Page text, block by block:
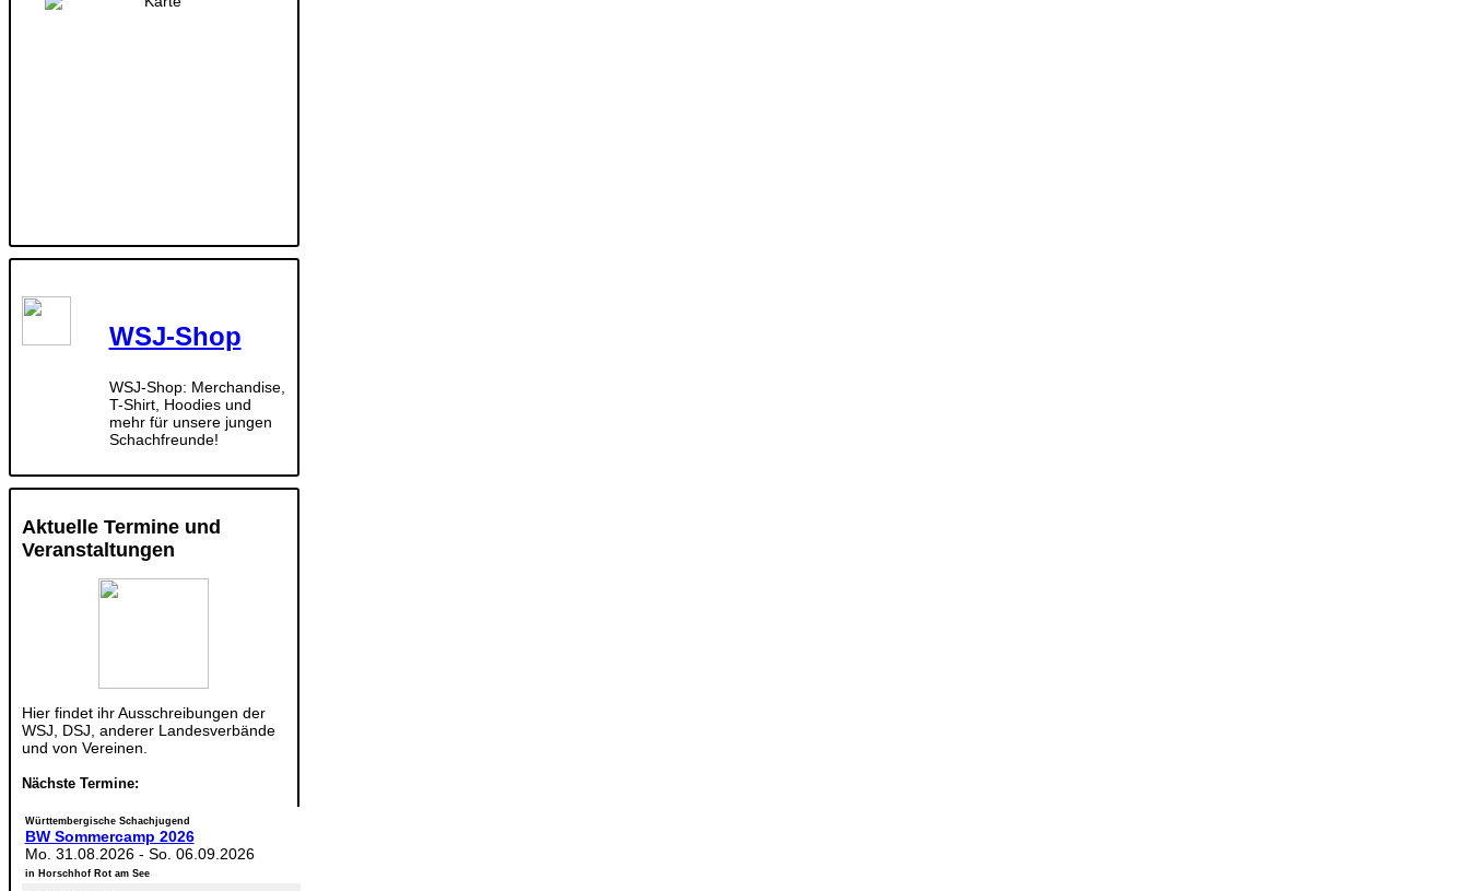
WSJ-Shop
WSJ-Shop: Merchandise,
T-Shirt, Hoodies und
mehr für unsere jungen
Schachfreunde!
Aktuelle Termine und
Veranstaltungen
Hier findet ihr Ausschreibungen der
WSJ, DSJ, anderer Landesverbände
und von Vereinen.
Nächste Termine:
Württembergische Schachjugend
BW Sommercamp 2026
Mo. 31.08.2026- So. 06.09.2026
in Horschhof Rot am See